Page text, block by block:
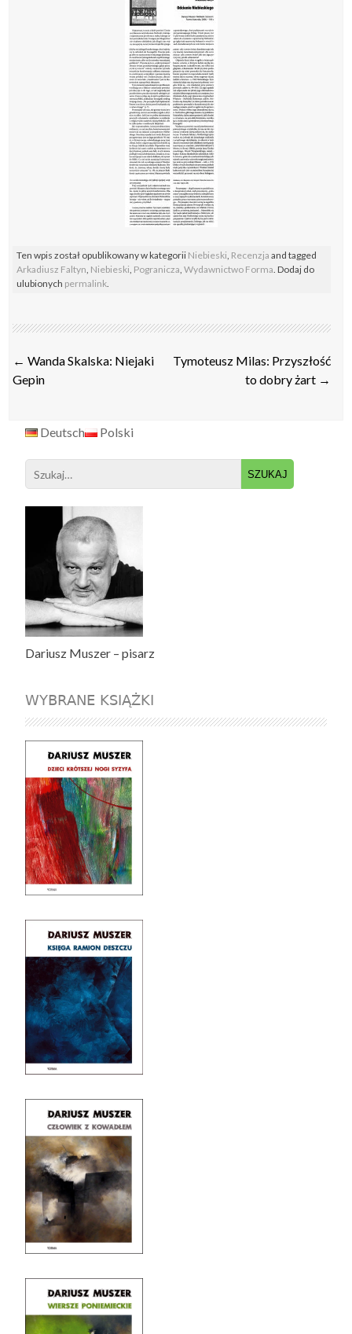
Ten wpis został opublikowany w kategorii Niebieski, Recenzja and tagged
Arkadiusz Faltyn, Niebieski, Pogranicza,Wydawnictwo Forma. Dodaj do
ulubionych permalink.
Post
navigation
← Wanda Skalska: Niejaki
Gepin
Tymoteusz Milas: Przyszłość
to dobry żart →
Deutsch Polski
Search
for:
Dariusz Muszer – pisarz
WYBRANE KSIĄŻKI